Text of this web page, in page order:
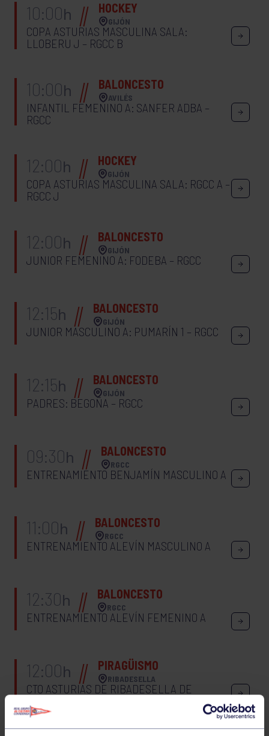
10:00h HOCKEY
GIJÓN
COPA ASTURIAS MASCULINA SALA:
LLOBERU J – RGCC B
10:00h BALONCESTO
AVILÉS
INFANTIL FEMENINO A: SANFER ADBA –
RGCC
12:00h HOCKEY
GIJÓN
COPA ASTURIAS MASCULINA SALA: RGCC A –
RGCC J
12:00h BALONCESTO
GIJÓN
JUNIOR FEMENINO A: FODEBA – RGCC
12:15h BALONCESTO
GIJÓN
JUNIOR MASCULINO A: PUMARÍN 1 – RGCC
12:15h BALONCESTO
GIJÓN
PADRES: BEGOÑA – RGCC
09:30h BALONCESTO
RGCC
ENTRENAMIENTO BENJAMÍN MASCULINO A
11:00h BALONCESTO
RGCC
ENTRENAMIENTO ALEVÍN MASCULINO A
12:30h BALONCESTO
RGCC
ENTRENAMIENTO ALEVÍN FEMENINO A
12:00h PIRAGÜISMO
RIBADESELLA
CTO ASTURIAS DE RIBADESELLA DE